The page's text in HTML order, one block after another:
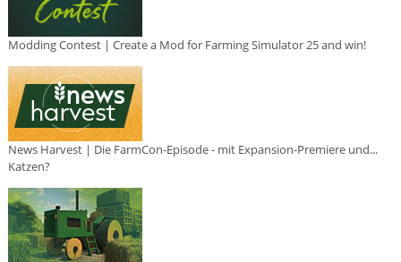
Modding Contest | Create a Mod for Farming Simulator 25 and win!
News Harvest | Die FarmCon-Episode - mit Expansion-Premiere und...
Katzen?